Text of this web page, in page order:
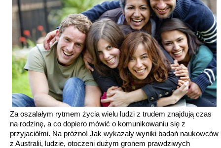
Za oszalałym rytmem życia wielu ludzi z trudem znajdują czas
na rodzinę, a co dopiero mówić o komunikowaniu się z
przyjaciółmi. Na próżno! Jak wykazały wyniki badań naukowców
z Australii, ludzie, otoczeni dużym gronem prawdziwych